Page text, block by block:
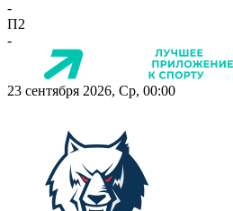
-
П2
-
23 сентября 2026, Ср, 00:00